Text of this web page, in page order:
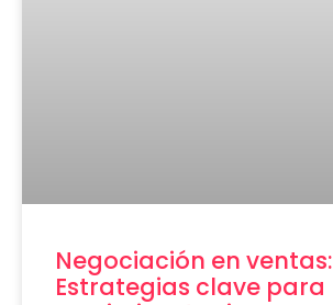
Negociación en ventas:
Estrategias clave para